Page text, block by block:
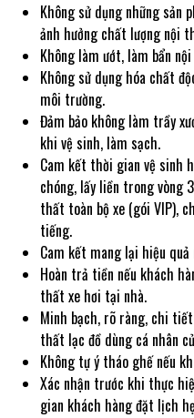
Không sử dụng những sản
ảnh hưởng chất lượng nội
Không làm ướt, làm bẩn
Không sử dụng hóa chất
môi trường.
Đảm bảo không làm trầy
khi vệ sinh, làm sạch.
Cam kết thời gian vệ sinh
chóng, lấy liền trong vòng
thất toàn bộ xe (gói VIP),
tiếng.
Cam kết mang lại hiệu
Hoàn trả tiền nếu khách
thất xe hơi tại nhà.
Minh bạch, rõ ràng, chi
thất lạc đồ dùng cá nhân
Không tự ý tháo ghế nếu
Xác nhận trước khi thực
gian khách hàng đặt lịch